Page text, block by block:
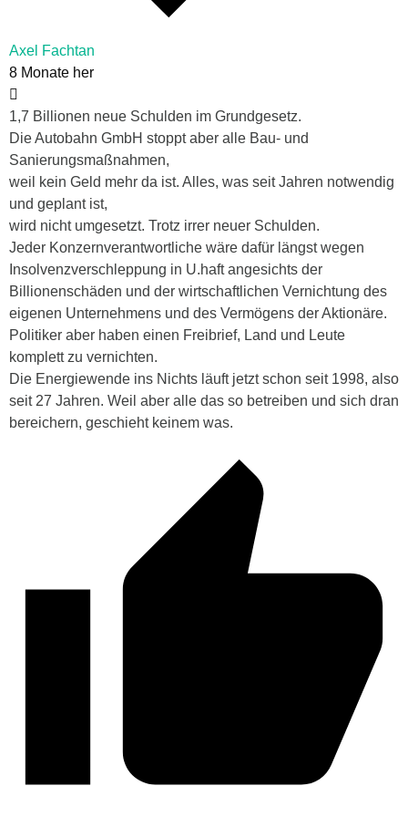
Axel Fachtan
8 Monate her
1,7 Billionen neue Schulden im Grundgesetz.
Die Autobahn GmbH stoppt aber alle Bau- und
Sanierungsmaßnahmen,
weil kein Geld mehr da ist. Alles, was seit Jahren notwendig
und geplant ist,
wird nicht umgesetzt. Trotz irrer neuer Schulden.
Jeder Konzernverantwortliche wäre dafür längst wegen
Insolvenzverschleppung in U.haft angesichts der
Billionenschäden und der wirtschaftlichen Vernichtung des
eigenen Unternehmens und des Vermögens der Aktionäre.
Politiker aber haben einen Freibrief, Land und Leute
komplett zu vernichten.
Die Energiewende ins Nichts läuft jetzt schon seit 1998, also
seit 27 Jahren. Weil aber alle das so betreiben und sich dran
bereichern, geschieht keinem was.